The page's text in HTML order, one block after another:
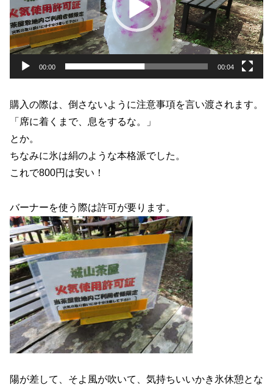
ー
ヤ
ー
00:00 00:04
購入の際は、倒さないように注意事項を言い渡されます。
「席に着くまで、息をするな。」
とか。
ちなみに氷は絹のような本格派でした。
これで800円は安い！
バーナーを使う際は許可が要ります。
陽が差して、そよ風が吹いて、気持ちいいかき氷休憩とな